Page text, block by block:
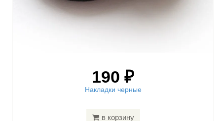
190 ₽
Накладки черные
в корзину